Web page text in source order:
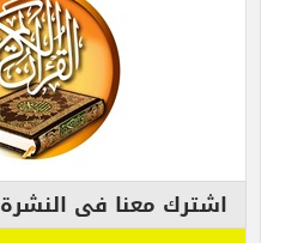
اشترك معنا فى النشرة البريدية